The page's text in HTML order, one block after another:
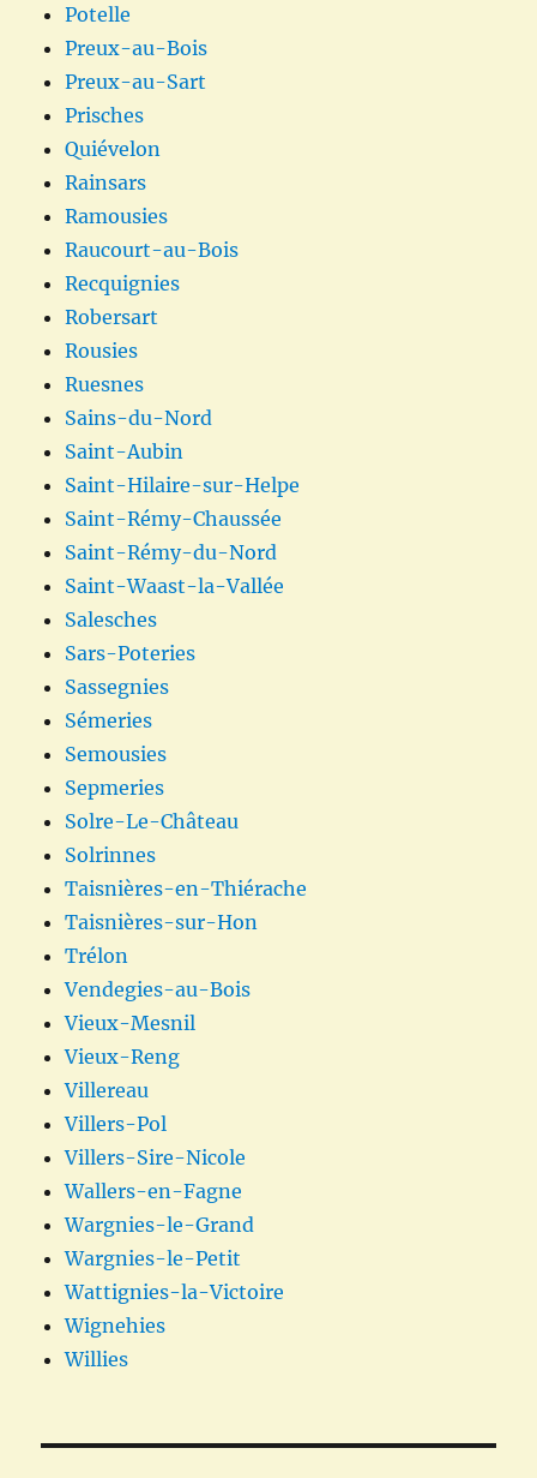
Potelle
Preux-au-Bois
Preux-au-Sart
Prisches
Quiévelon
Rainsars
Ramousies
Raucourt-au-Bois
Recquignies
Robersart
Rousies
Ruesnes
Sains-du-Nord
Saint-Aubin
Saint-Hilaire-sur-Helpe
Saint-Rémy-Chaussée
Saint-Rémy-du-Nord
Saint-Waast-la-Vallée
Salesches
Sars-Poteries
Sassegnies
Sémeries
Semousies
Sepmeries
Solre-Le-Château
Solrinnes
Taisnières-en-Thiérache
Taisnières-sur-Hon
Trélon
Vendegies-au-Bois
Vieux-Mesnil
Vieux-Reng
Villereau
Villers-Pol
Villers-Sire-Nicole
Wallers-en-Fagne
Wargnies-le-Grand
Wargnies-le-Petit
Wattignies-la-Victoire
Wignehies
Willies